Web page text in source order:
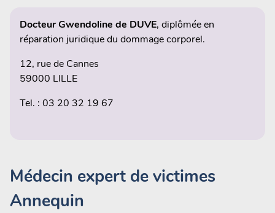
Docteur Gwendoline de DUVE, diplômée en
réparation juridique du dommage corporel.
12, rue de Cannes
59000 LILLE
Tel. : 03 20 32 19 67
Médecin expert de victimes
Annequin